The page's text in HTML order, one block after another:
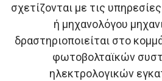
σχετίζονται με τις
ή μηχανολόγου
δραστηριοποιείται στο
φωτοβολταϊκών
ηλεκτρολογικών